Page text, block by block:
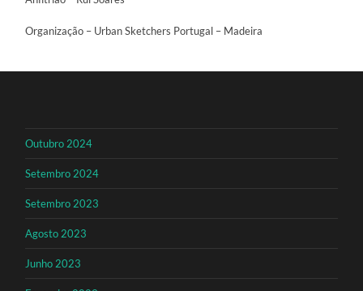
Organização – Urban Sketchers Portugal – Madeira
Outubro 2024
Setembro 2024
Setembro 2023
Agosto 2023
Junho 2023